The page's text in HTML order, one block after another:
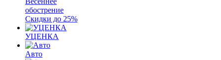
обострение
Скидки до 25%
УЦЕНКА
Авто